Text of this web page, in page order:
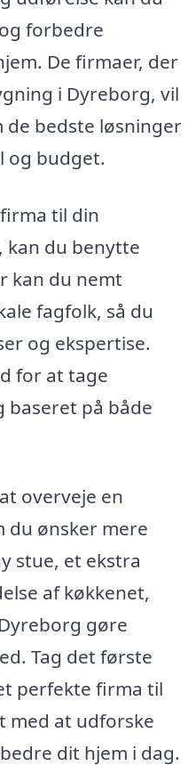
forbedre
De firmaer, der
i Dyreborg, vil
de bedste løsninger
og budget.
til din
du benytte
kan du nemt
fagfolk, så du
og ekspertise.
for at tage
på både
overveje en
du ønsker mere
stue, et ekstra
af køkkenet,
gøre
Tag det første
perfekte firma til
med at udforske
dit hjem i dag.